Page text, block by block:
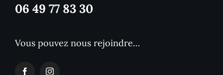
06 49 77 83 30
Vous pouvez nous rejoindre…